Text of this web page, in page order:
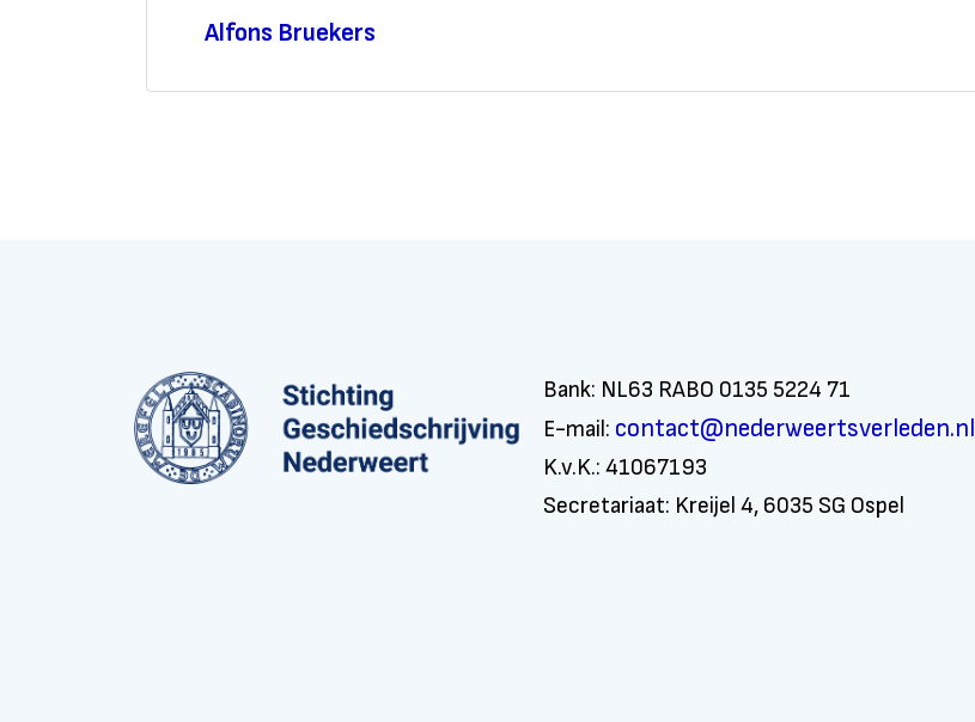
Alfons Bruekers
Bank: NL63 RABO 0135 5224 71
E-mail: contact@nederweertsverleden.nl
K.v.K.: 41067193
Secretariaat: Kreijel 4, 6035 SG Ospel